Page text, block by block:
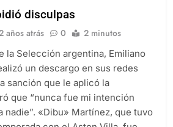
disculpas
años atrás 0 2 minutos
la Selección argentina, Emiliano
un descargo en sus redes
sanción que le aplicó la
que “nunca fue mi intención
nadie”. «Dibu» Martínez, que tuvo